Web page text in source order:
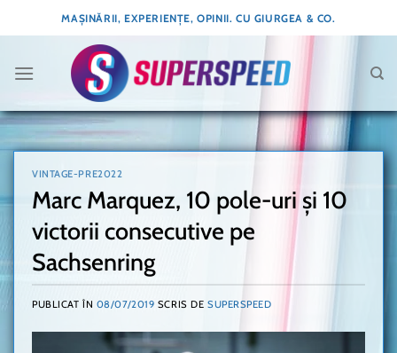
to
MAȘINĂRII, EXPERIENȚE, OPINII. CU GIURGEA & CO.
VINTAGE-PRE2022
Marc Marquez, 10 pole-uri și 10
victorii consecutive pe
Sachsenring
PUBLICAT ÎN 08/07/2019 SCRIS DE SUPERSPEED